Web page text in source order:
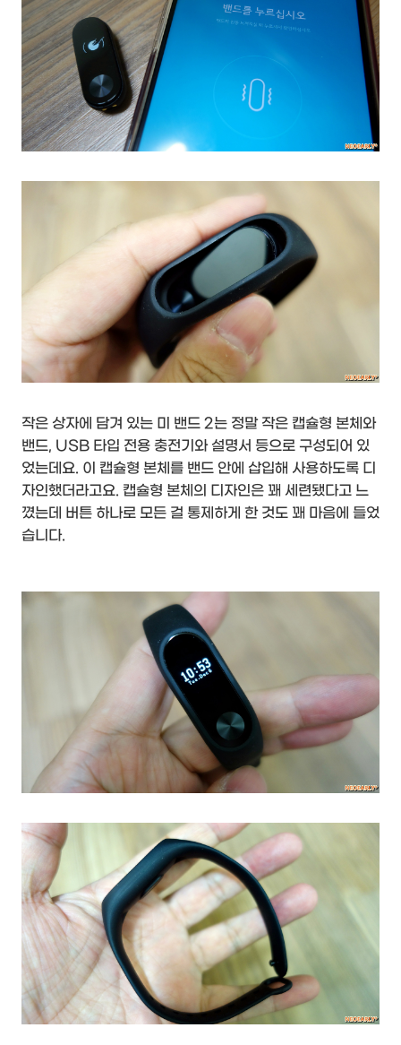
작은 상자에 담겨 있는 미 밴드 2는 정말 작은 캡슐형 본체와
밴드, USB 타입 전용 충전기와 설명서 등으로 구성되어 있
었는데요. 이 캡슐형 본체를 밴드 안에 삽입해 사용하도록 디
자인했더라고요. 캡슐형 본체의 디자인은 꽤 세련됐다고 느
꼈는데 버튼 하나로 모든 걸 통제하게 한 것도 꽤 마음에 들었
습니다.